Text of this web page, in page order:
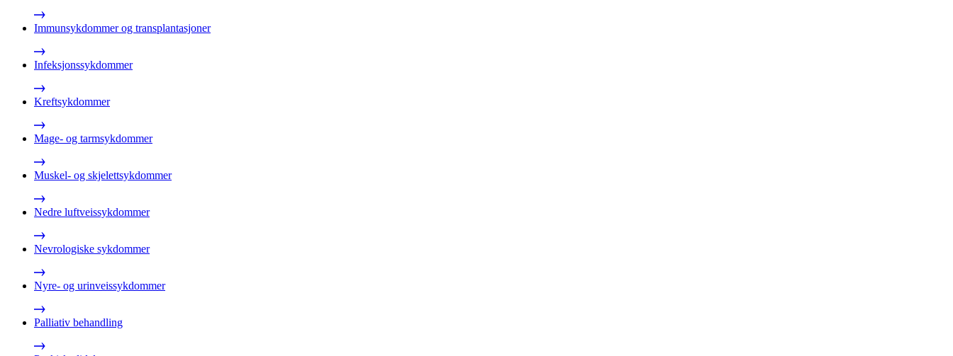
Immunsykdommer og transplantasjoner
Infeksjonssykdommer
Kreftsykdommer
Mage- og tarmsykdommer
Muskel- og skjelettsykdommer
Nedre luftveissykdommer
Nevrologiske sykdommer
Nyre- og urinveissykdommer
Palliativ behandling